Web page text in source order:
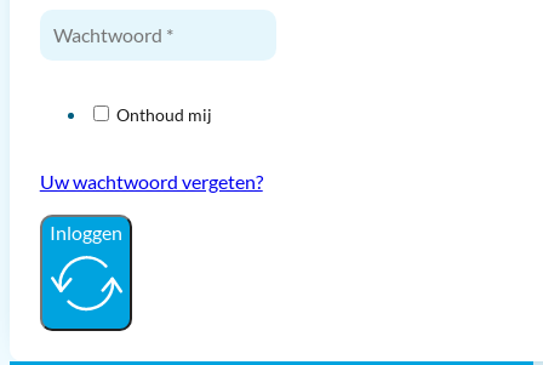
Onthoud mij
Uw wachtwoord vergeten?
Inloggen